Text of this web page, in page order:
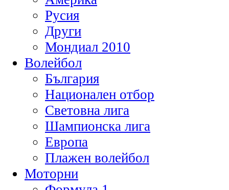
Русия
Други
Мондиал 2010
Волейбол
България
Национален отбор
Световна лига
Шампионска лига
Европа
Плажен волейбол
Моторни